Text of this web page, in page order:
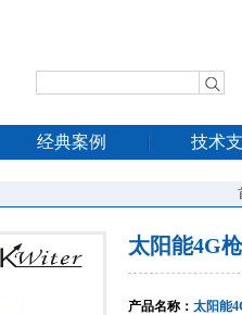
经典案例 技术
太阳能4G
产品名称： 太阳能